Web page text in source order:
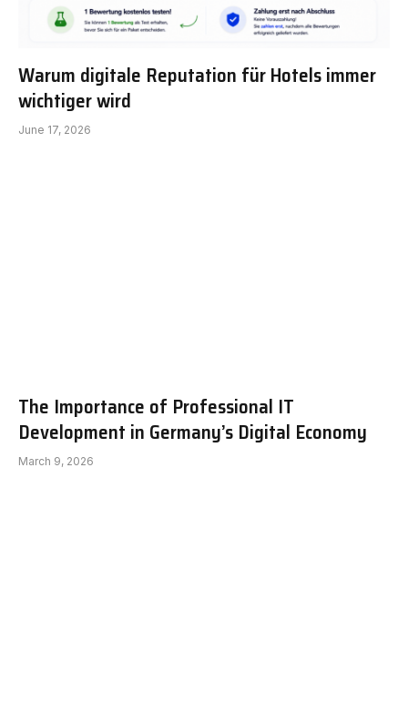
Warum digitale Reputation für Hotels immer
wichtiger wird
June 17, 2026
The Importance of Professional IT
Development in Germany’s Digital Economy
March 9, 2026